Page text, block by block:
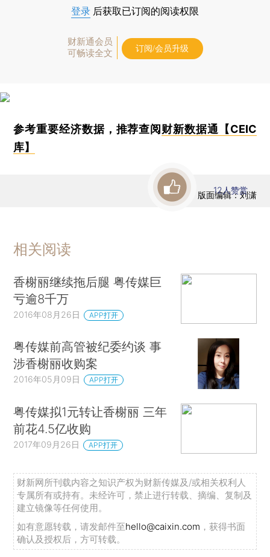
登录 后获取已订阅的阅读权限
财新通会员
可畅读全文
订阅/会员升级
参考重要经济数据，推荐查阅 财新数据通【CEIC
库】
版面编辑：刘潇
12人赞赏
相关阅读
香榭丽继续拖后腿 粤传媒巨
亏逾8千万
2016年08月26日 APP打开
粤传媒前高管被纪委约谈 事
涉香榭丽收购案
2016年05月09日 APP打开
粤传媒拟1元转让香榭丽 三年
前花4.5亿收购
2017年09月26日 APP打开
财新网所刊载内容之知识产权为财新传媒及/或相关权利人
专属所有或持有。未经许可，禁止进行转载、摘编、复制及
建立镜像等任何使用。
如有意愿转载，请发邮件至hello@caixin.com ，获得书面
确认及授权后，方可转载。